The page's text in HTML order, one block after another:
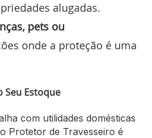
alugadas.
pets ou
onde a proteção é uma
Seu Estoque
com utilidades domésticas
Protetor de Travesseiro é